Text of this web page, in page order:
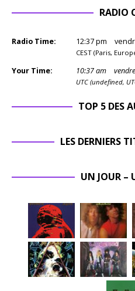
RADIO
Radio Time: 12:37pm
CEST (Paris,
Your Time: 10:37am
UTC (undefined,
TOP 5 DES
LES DERNIERS
UN JOUR –